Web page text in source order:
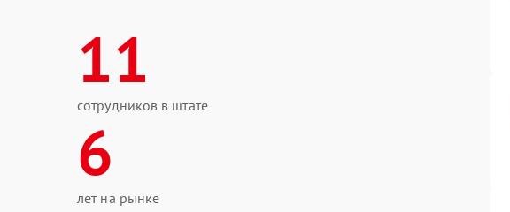
11
сотрудников в штате
6
лет на рынке